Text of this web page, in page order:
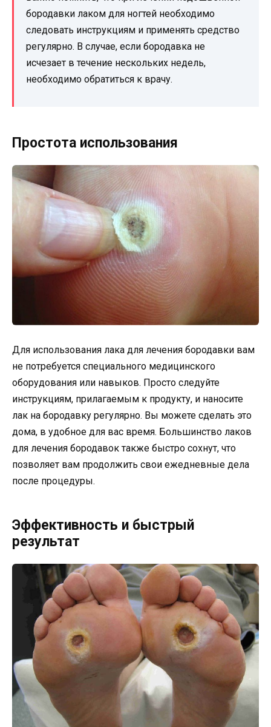
бородавки лаком для ногтей необходимо
следовать инструкциям и применять средство
регулярно. В случае, если бородавка не
исчезает в течение нескольких недель,
необходимо обратиться к врачу.
Простота использования
Для использования лака для лечения бородавки вам
не потребуется специального медицинского
оборудования или навыков. Просто следуйте
инструкциям, прилагаемым к продукту, и наносите
лак на бородавку регулярно. Вы можете сделать это
дома, в удобное для вас время. Большинство лаков
для лечения бородавок также быстро сохнут, что
позволяет вам продолжить свои ежедневные дела
после процедуры.
Эффективность и быстрый
результат